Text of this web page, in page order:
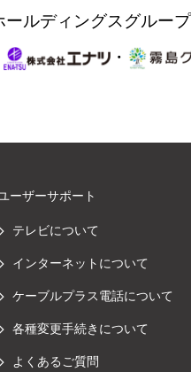
ールディングスグルー
・
ーザーサポート
テレビについて
インターネットについて
ケーブルプラス電話について
各種変更手続きについて
よくあるご質問